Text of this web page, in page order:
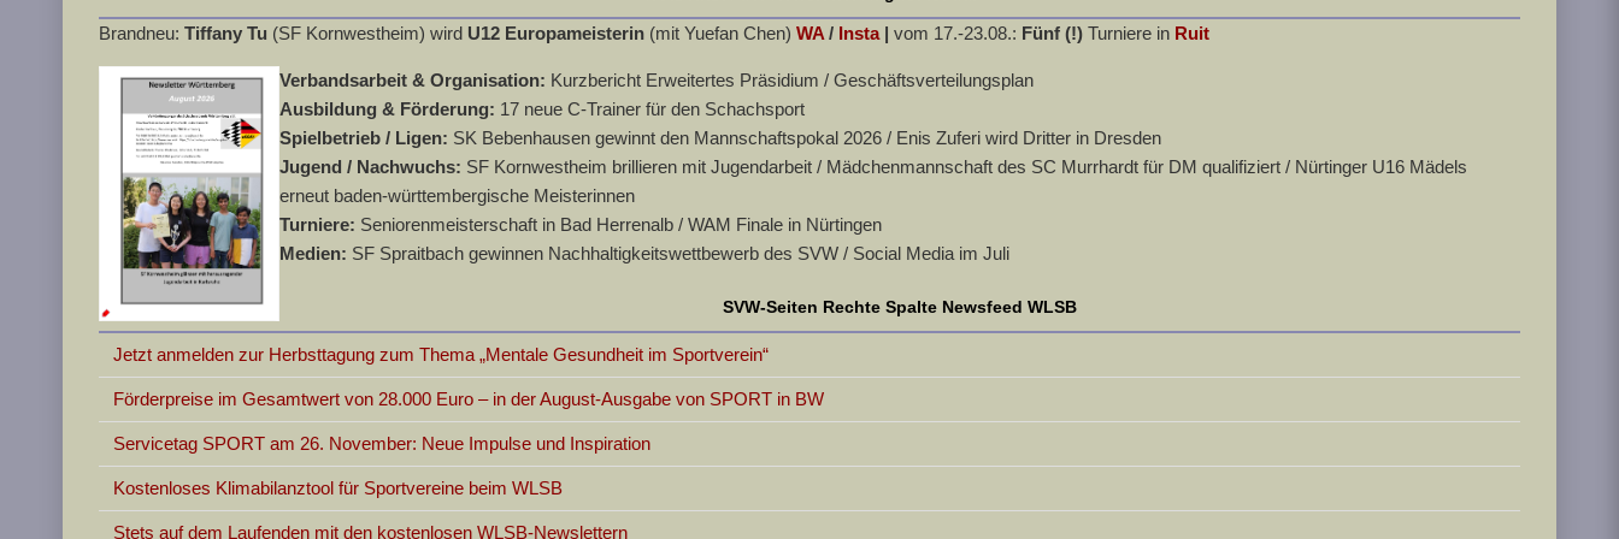
Brandneu: Tiffany Tu (SF Kornwestheim) wird U12 Europameisterin (mit Yuefan Chen) WA / Insta| vom 17.-23.08.: Fünf (!) Turniere in Ruit
Verbandsarbeit & Organisation: Kurzbericht Erweitertes Präsidium / Geschäftsverteilungsplan
Ausbildung & Förderung: 17 neue C-Trainer für den Schachsport
Spielbetrieb / Ligen: SK Bebenhausen gewinnt den Mannschaftspokal 2026 / Enis Zuferi wird Dritter in Dresden
Jugend / Nachwuchs: SF Kornwestheim brillieren mit Jugendarbeit / Mädchenmannschaft des SC Murrhardt für DM qualifiziert / Nürtinger U16 Mädels
erneut baden-württembergische Meisterinnen
Turniere: Seniorenmeisterschaft in Bad Herrenalb / WAM Finale in Nürtingen
Medien: SF Spraitbach gewinnen Nachhaltigkeitswettbewerb des SVW / Social Media im Juli
SVW-Seiten Rechte Spalte Newsfeed WLSB
Jetzt anmelden zur Herbsttagung zum Thema „Mentale Gesundheit im Sportverein“
Förderpreise im Gesamtwert von 28.000 Euro – in der August-Ausgabe von SPORT in BW
Servicetag SPORT am 26. November: Neue Impulse und Inspiration
Kostenloses Klimabilanztool für Sportvereine beim WLSB
Stets auf dem Laufenden mit den kostenlosen WLSB-Newslettern